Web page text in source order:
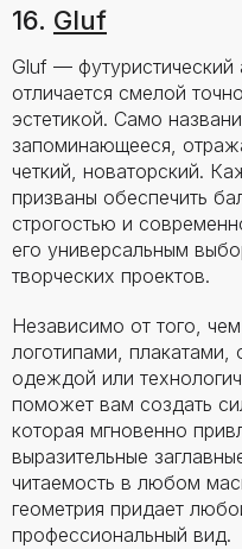
16. Gluf
Gluf —
отличается смелой
эстетикой. Само
запоминающееся,
четкий, новаторский.
призваны обеспечить
строгостью и
его универсальным
творческих проектов.
Независимо от того,
логотипами,
одеждой или
поможет вам создать
которая мгновенно
выразительные
читаемость в любом
геометрия придает
профессиональный вид.